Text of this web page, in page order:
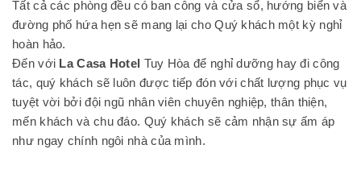
Tất cả các phòng đều có ban công và cửa sổ, hướng biển và
đường phố hứa hẹn sẽ mang lại cho Quý khách một kỳ nghỉ
hoàn hảo.
Đến với La Casa Hotel Tuy Hòa để nghỉ dưỡng hay đi công
tác, quý khách sẽ luôn được tiếp đón với chất lượng phục vụ
tuyệt vời bởi đội ngũ nhân viên chuyên nghiệp, thân thiện,
mến khách và chu đáo. Quý khách sẽ cảm nhận sự ấm áp
như ngay chính ngôi nhà của mình.